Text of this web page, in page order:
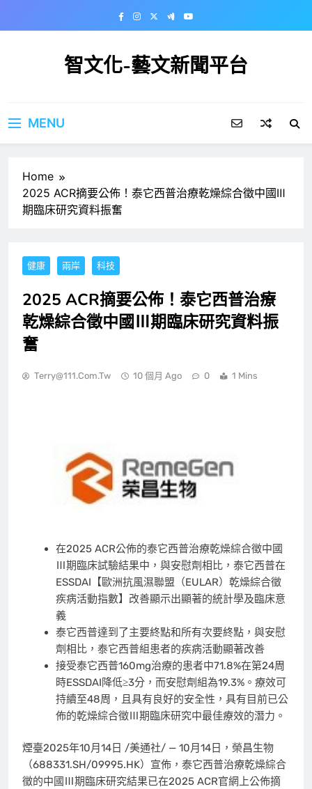
智文化-藝文新聞平台
MENU
Home
2025 ACR摘要公佈！泰它西普治療乾燥綜合徵中國Ⅲ
期臨床研究資料振奮
健康 兩岸 科技
2025 ACR摘要公佈！泰它西普治療
乾燥綜合徵中國Ⅲ期臨床研究資料振
奮
Terry@111.com.tw 10 個月 Ago 0 1 Mins
在2025 ACR公佈的泰它西普治療乾燥綜合徵中國
Ⅲ期臨床試驗結果中，與安慰劑相比，泰它西普在
ESSDAI【歐洲抗風濕聯盟（EULAR）乾燥綜合徵
疾病活動指數】改善顯示出顯著的統計學及臨床意
義
泰它西普達到了主要終點和所有次要終點，與安慰
劑相比，泰它西普組患者的疾病活動顯著改善
接受泰它西普160mg治療的患者中71.8%在第24周
時ESSDAI降低≥3分，而安慰劑組為19.3%。療效可
持續至48周，且具有良好的安全性，具有目前已公
佈的乾燥綜合徵Ⅲ期臨床研究中最佳療效的潛力。
煙臺2025年10月14日 /美通社/ — 10月14日，榮昌生物
（688331.SH/09995.HK）宣佈，泰它西普治療乾燥綜合
徵的中國Ⅲ期臨床研究結果已在2025 ACR官網上公佈摘